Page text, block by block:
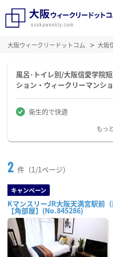
大阪ウィークリードットコム 大阪
風呂･トイレ別/大阪信愛学院
ション・ウィークリーマンシ
衛生的で快適
もっ
2 件（1/1ページ）
キャンペーン
KマンスリーJR大阪天満宮駅前
【角部屋】(No.845286)